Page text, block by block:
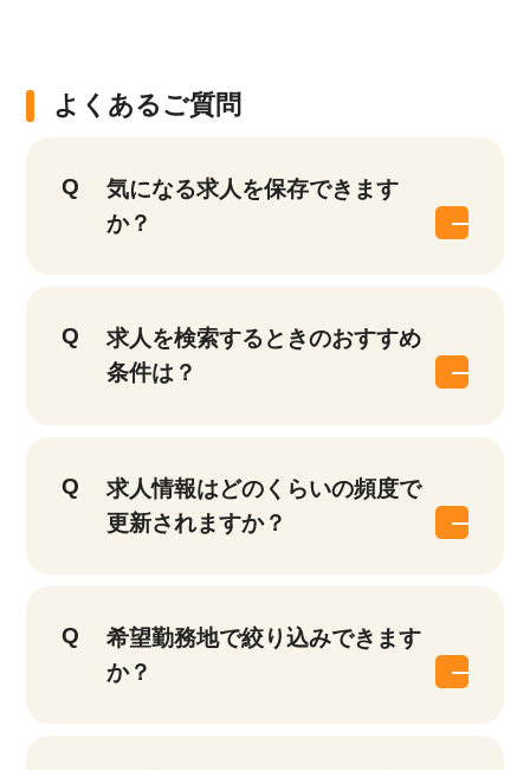
よくあるご質問
気になる求人を保存できます
か？
求人を検索するときのおすすめ
条件は？
求人情報はどのくらいの頻度で
更新されますか？
希望勤務地で絞り込みできます
か？
17,050 件